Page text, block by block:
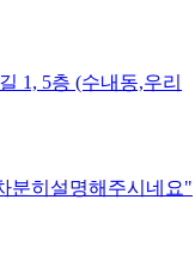
1, 5층 (수내동,우리
분히설명해주시네요"